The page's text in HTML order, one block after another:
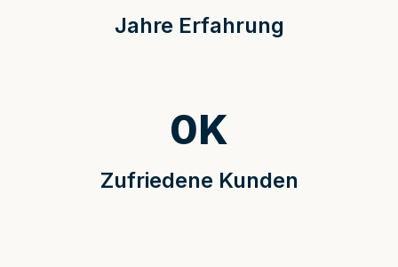
Jahre Erfahrung
Zufriedene Kunden
0K